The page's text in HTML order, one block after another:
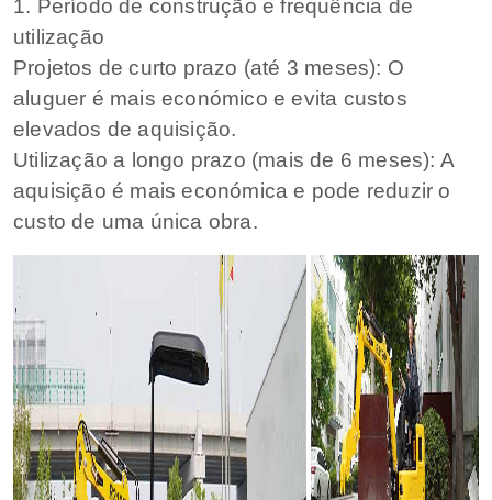
1. Período de construção e frequência de
utilização
Projetos de curto prazo (até 3 meses): O
aluguer é mais económico e evita custos
elevados de aquisição.
Utilização a longo prazo (mais de 6 meses): A
aquisição é mais económica e pode reduzir o
custo de uma única obra.